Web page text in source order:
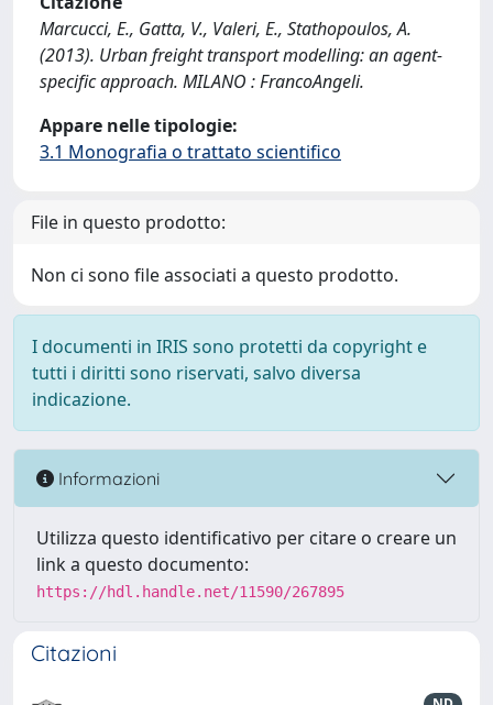
Marcucci, E., Gatta, V., Valeri, E., Stathopoulos, A.
(2013). Urban freight transport modelling: an agent-
specific approach. MILANO : FrancoAngeli.
Appare nelle tipologie:
3.1 Monografia o trattato scientifico
File in questo prodotto:
Non ci sono file associati a questo prodotto.
I documenti in IRIS sono protetti da copyright e
tutti i diritti sono riservati, salvo diversa
indicazione.
Informazioni
Utilizza questo identificativo per citare o creare un
link a questo documento:
https://hdl.handle.net/11590/267895
Citazioni